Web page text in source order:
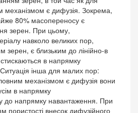
механізмом є дифузія. Зокрема,
80% масопереносу є
зерен. При цьому,
навколо великих пор,
зерен, є близьким до лінійно-в
в напрямку
інша для малих пор:
механізмом є дифузія вони
в напрямку
до напрямку навантаження. При
пористості внесок дифузійного